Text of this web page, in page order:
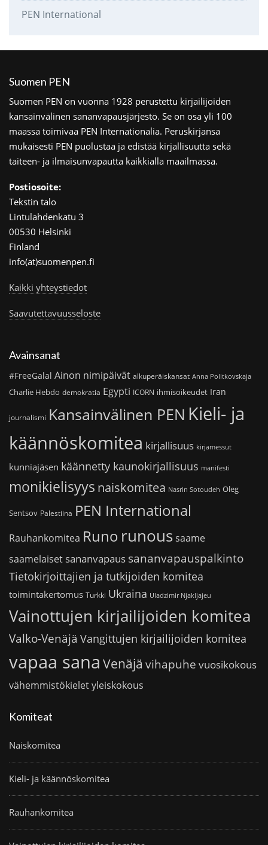
PEN International
Suomen PEN
Suomen PEN on vuonna 1928 perustettu kirjailijoiden
kansainvälinen sananvapausjärjestö. Se on osa yli 100
maassa toimivaa PEN Internationalia. Peruskirjansa
mukaisesti PEN puolustaa ja edistää kirjallisuutta sekä
taiteen- ja ilmaisunvapautta kaikkialla maailmassa.
Postiosoite:
Tekstin talo
Lintulahdenkatu 3
00530 Helsinki
Finland
info(at)suomenpen.fi
Kaikki yhteystiedot
Saavutettavuusseloste
Avainsanat
#FreeGalal Ainon nimipäivät alkuperäiskansat Anna Politkovskaja
Charlie Hebdo demokratia Egypti ICORN ihmisoikeudet Iran
journalismi Kansainvälinen PEN Kieli- ja
käännöskomitea kirjallisuus kirjamessut
kunniajäsen käännetty kaunokirjallisuus manifesti
monikielisyys naiskomitea Nasrin Sotoudeh Oleg
Sentsov Palestiina PEN International
Rauhankomitea Runo runoussaame
saamelaiset sananvapaus sananvapauspalkinto
Tietokirjoittajien ja tutkijoiden komitea
toimintakertomus Turkki Ukraina Uladzimir Njakljajeu
Vainottujen kirjailijoiden komitea
Valko-Venäjä Vangittujen kirjailijoiden komitea
vapaa sana Venäjä vihapuhe vuosikokous
vähemmistökieletyleiskokous
Komiteat
Naiskomitea
Kieli- ja käännöskomitea
Rauhankomitea